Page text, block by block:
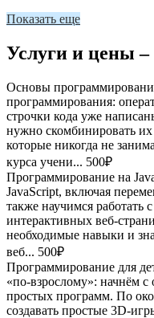
Показать еще
Услуги и цены
Основы
программирования:
строчки кода уже
нужно скомбинировать
которые никогда не
курса учени... 500₽
Программирование на
JavaScript, включая
также научимся работать
интерактивных веб-
необходимые навыки и
веб... 500₽
Программирование для
«по-взрослому»: начнём
простых программ. По
создавать простые 3D-